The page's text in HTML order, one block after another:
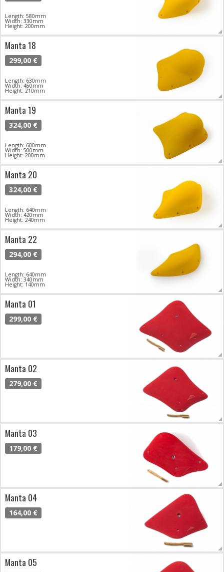
Length: 580mm
Width: 330mm
Height: 200mm
Manta 18
299,00 €
Length: 630mm
Width: 450mm
Height: 210mm
Manta 19
324,00 €
Length: 600mm
Width: 500mm
Height: 200mm
Manta 20
324,00 €
Length: 640mm
Width: 420mm
Height: 240mm
Manta 22
294,00 €
Length: 640mm
Width: 340mm
Height: 140mm
Manta 01
299,00 €
Manta 02
279,00 €
Manta 03
179,00 €
Manta 04
164,00 €
Manta 05